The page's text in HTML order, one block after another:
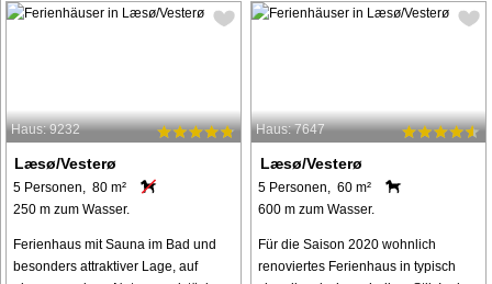
Haus: 9232
Læsø/Vesterø
5 Personen, 80 m²
250 m zum Wasser.
Ferienhaus mit Sauna im Bad und
besonders attraktiver Lage, auf
Haus: 7647
Læsø/Vesterø
5 Personen, 60 m²
600 m zum Wasser.
Für die Saison 2020 wohnlich
renoviertes Ferienhaus in typisch